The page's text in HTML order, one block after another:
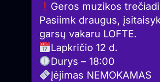
Geros muzikos
Pasiimk draugus,
garsų vakaru LOFTE.
Lapkričio 12 d.
Durys – 18:00
Įėjimas NEMOKAMAS